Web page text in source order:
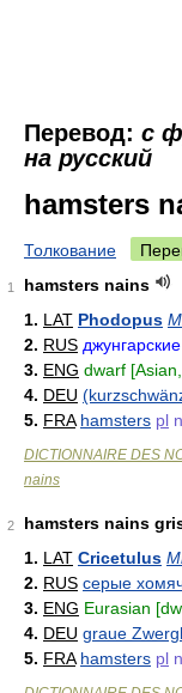
Перевод: с
на русский
hamsters
Толкование
1
hamsters nains
1. LAT Phodopus
2. RUS
3. ENG dwarf
4. DEU
5. FRA hamsters pl
DICTIONNAIRE DES
nains
2
hamsters nains
1. LAT Cricetulus
2. RUS серые
3. ENG Eurasian
4. DEU graue
5. FRA hamsters pl